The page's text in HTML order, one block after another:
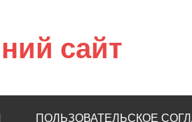
сайт
ПОЛЬЗОВАТЕЛЬСКОЕ